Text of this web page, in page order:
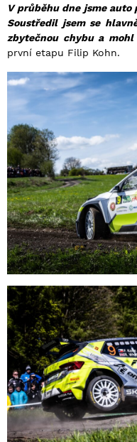
V průběhu dne jsme
Soustředil jsem se
zbytečnou chybu a
první etapu Filip Kohn.